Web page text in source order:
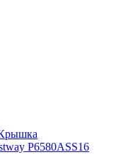
P6580ASS16